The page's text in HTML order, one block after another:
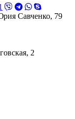
Савченко, 79
2